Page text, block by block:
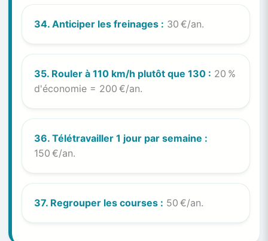
34. Anticiper les freinages : 30 €/an.
35. Rouler à 110 km/h plutôt que 130 : 20 %
d'économie = 200 €/an.
36. Télétravailler 1 jour par semaine :
150 €/an.
37. Regrouper les courses : 50 €/an.